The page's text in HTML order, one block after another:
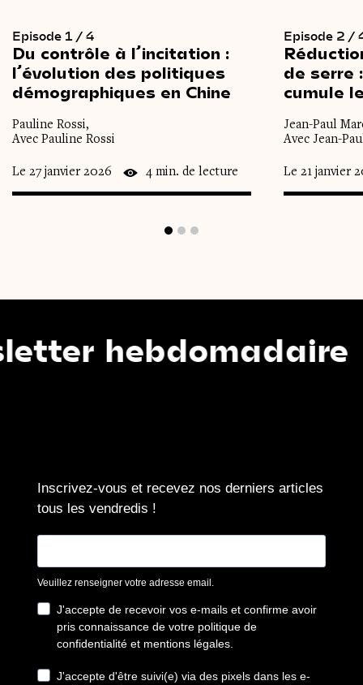
Episode 1 / 4
Du contrôle à l’incitation :
l’évolution des politiques
démographiques en Chine
Pauline Rossi,
Avec Pauline Rossi
Le 27 janvier 2026 4 min. de lecture
Episode 2 /
de serre :
cumule
Jean-Paul
Avec Jean-
Le 21 janvier